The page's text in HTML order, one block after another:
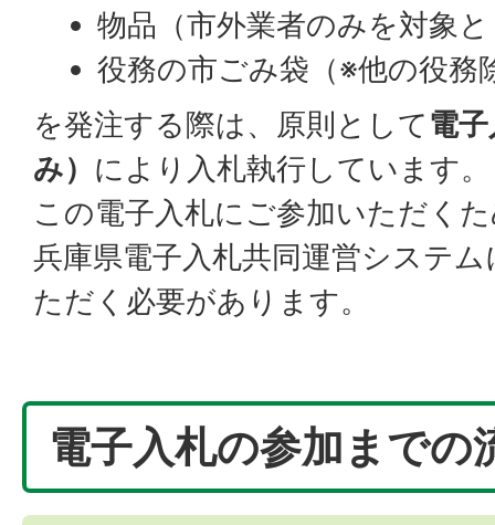
物品（市外業者のみを対象
役務の市ごみ袋（※他の役務
を発注する際は、原則として電
み） により入札執行しています。
この電子入札にご参加いただく
兵庫県電子入札共同運営システ
ただく必要があります。
電子入札の参加までの